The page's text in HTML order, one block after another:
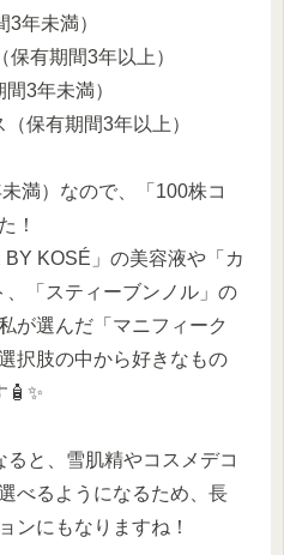
3年未満）
保有期間3年以上）
3年未満）
保有期間3年以上）
満）なので、「100株コ
！
KOSÉ」の美容液や「カ
「スティーブンノル」の
が選んだ「マニフィーク
択肢の中から好きなもの
🧴✨
と、雪肌精やコスメデコ
べるようになるため、長
ンにもなりますね！